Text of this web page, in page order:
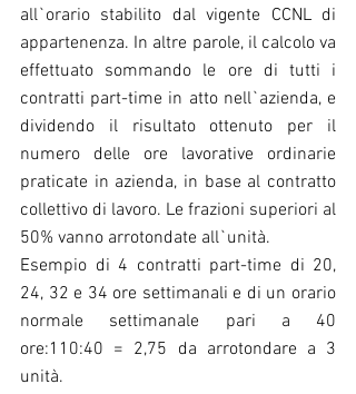
all`orario stabilito dal vigente CCNL di
appartenenza. In altre parole, il calcolo va
effettuato sommando le ore di tutti i
contratti part-time in atto nell`azienda, e
dividendo il risultato ottenuto per il
numero delle ore lavorative ordinarie
praticate in azienda, in base al contratto
collettivo di lavoro. Le frazioni superiori al
50% vanno arrotondate all`unità.
Esempio di 4 contratti part-time di 20,
24, 32 e 34 ore settimanali e di un orario
normale settimanale pari a 40
ore:110:40 = 2,75 da arrotondare a 3
unità.